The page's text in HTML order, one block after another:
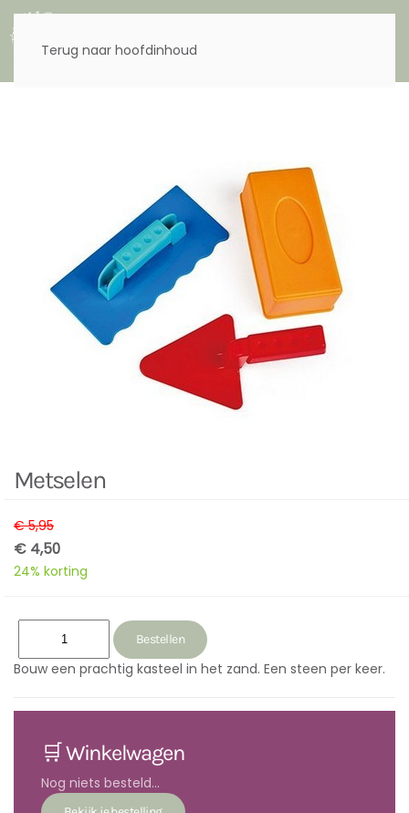
Terug naar hoofdinhoud
Metselen
€ 5,95
€ 4,50
24% korting
Bouw een prachtig kasteel in het zand. Een steen per keer.
🛒 Winkelwagen
Nog niets besteld...